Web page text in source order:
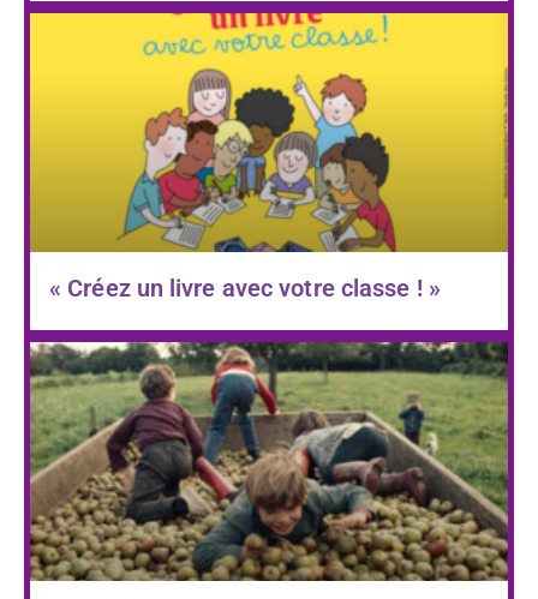
« Créez un livre avec votre classe ! »